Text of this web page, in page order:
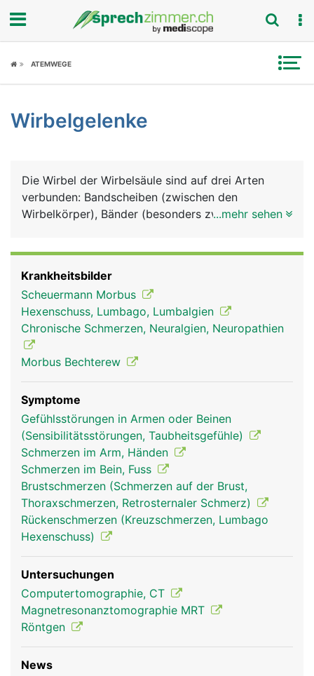
Fokus
Symptome
News
Rubriken
ATEMWEGE
Wirbelgelenke
Die Wirbel der Wirbelsäule sind auf drei Arten
verbunden: Bandscheiben (zwischen den
Wirbelkörper), Bänder (besonders zwischen den
Gelenkfortschätzen des jeweils darüber und
darunter liegenden Wirbels gelenkig verbunden
sind und so die Beweglichkeit der Wirbelsäule
ermöglichen.
Wirbelgelenke Frau
Wirbelgelenke
...mehr sehen
Krankheitsbilder
Scheuermann Morbus
Hexenschuss, Lumbago, Lumbalgien
Chronische Schmerzen, Neuralgien, Neuropathien
Morbus Bechterew
Symptome
Gefühlsstörungen in Armen oder Beinen
(Sensibilitätsstörungen, Taubheitsgefühle)
Schmerzen im Arm, Händen
Schmerzen im Bein, Fuss
Brustschmerzen (Schmerzen auf der Brust,
Thoraxschmerzen, Retrosternaler Schmerz)
Rückenschmerzen (Kreuzschmerzen, Lumbago
Hexenschuss)
Untersuchungen
Computertomographie, CT
Magnetresonanztomographie MRT
Röntgen
News